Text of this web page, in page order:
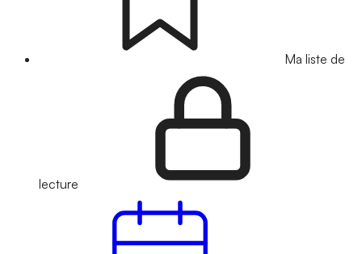
Ma liste de
lecture